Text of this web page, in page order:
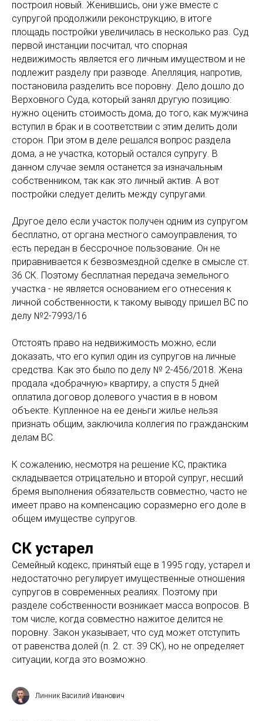
построил новый. Женившись, они уже вместе с
супругой продолжили реконструкцию, в итоге
площадь постройки увеличилась в несколько раз. Суд
первой инстанции посчитал, что спорная
недвижимость является его личным имуществом и не
подлежит разделу при разводе. Апелляция, напротив,
постановила разделить все поровну. Дело дошло до
Верховного Суда, который занял другую позицию:
нужно оценить стоимость дома, до того, как мужчина
вступил в брак и в соответствии с этим делить доли
сторон. При этом в деле решался вопрос раздела
дома, а не участка, который остался супругу. В
данном случае земля останется за изначальным
собственником, так как это личный актив. А вот
постройки следует делить между супругами.
Другое дело если участок получен одним из супругом
бесплатно, от органа местного самоуправления, то
есть передан в бессрочное пользование. Он не
приравнивается к безвозмездной сделке в смысле ст.
36 СК. Поэтому бесплатная передача земельного
участка - не является основанием его отнесения к
личной собственности, к такому выводу пришел ВС по
делу №2-7993/16
Отстоять право на недвижимость можно, если
доказать, что его купил один из супругов на личные
средства. Как это было по делу № 2-456/2018. Жена
продала «добрачную» квартиру, а спустя 5 дней
оплатила договор долевого участия в в новом
объекте. Купленное на ее деньги жилье нельзя
признать общим, заключила коллегия по гражданским
делам ВС.
К сожалению, несмотря на решение КС, практика
складывается отрицательно и второй супруг, несший
бремя выполнения обязательств совместно, часто не
имеет право на компенсацию соразмерно его доле в
общем имуществе супругов.
СК устарел
Семейный кодекс, принятый еще в 1995 году, устарел и
недостаточно регулирует имущественные отношения
супругов в современных реалиях. Поэтому при
разделе собственности возникает масса вопросов. В
том числе, когда совместно нажитое делится не
поровну. Закон указывает, что суд может отступить
от равенства долей (п. 2. ст. 39 СК), но не определяет
ситуации, когда это возможно.
Линник Василий Иванович